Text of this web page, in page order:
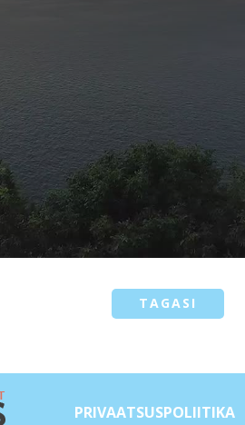
TAGASI
PRIVAATSUSPOLIITIKA